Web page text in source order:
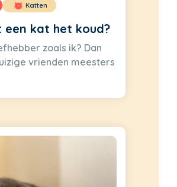
Katten
kat het koud?
zoals ik? Dan
vrienden meesters